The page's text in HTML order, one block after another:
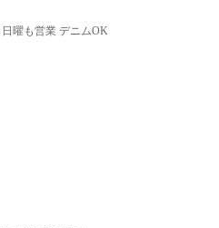
曜も営業 デニムOK